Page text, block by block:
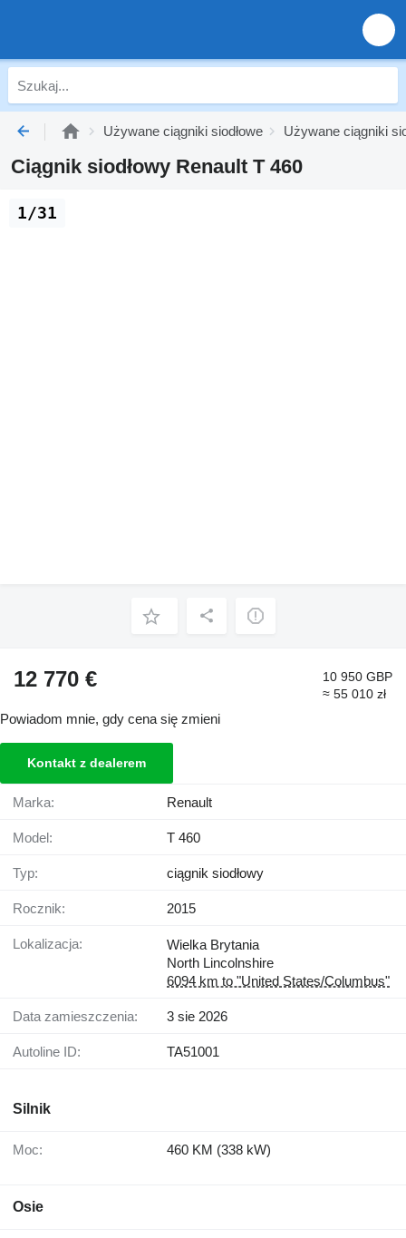
Używane ciągniki siodłowe Używane ciągniki
Ciągnik siodłowy Renault T 460
1/31
12 770 €
10 950 GBP
≈ 55 010 zł
Powiadom mnie, gdy cena się zmieni
Kontakt z dealerem
Marka: Renault
Model: T 460
Typ: ciągnik siodłowy
Rocznik: 2015
Lokalizacja:
Wielka Brytania
North Lincolnshire
6094 km to "United States/Columbus"
Data zamieszczenia: 3 sie 2026
Autoline ID: TA51001
Silnik
Moc: 460 KM (338 kW)
Osie